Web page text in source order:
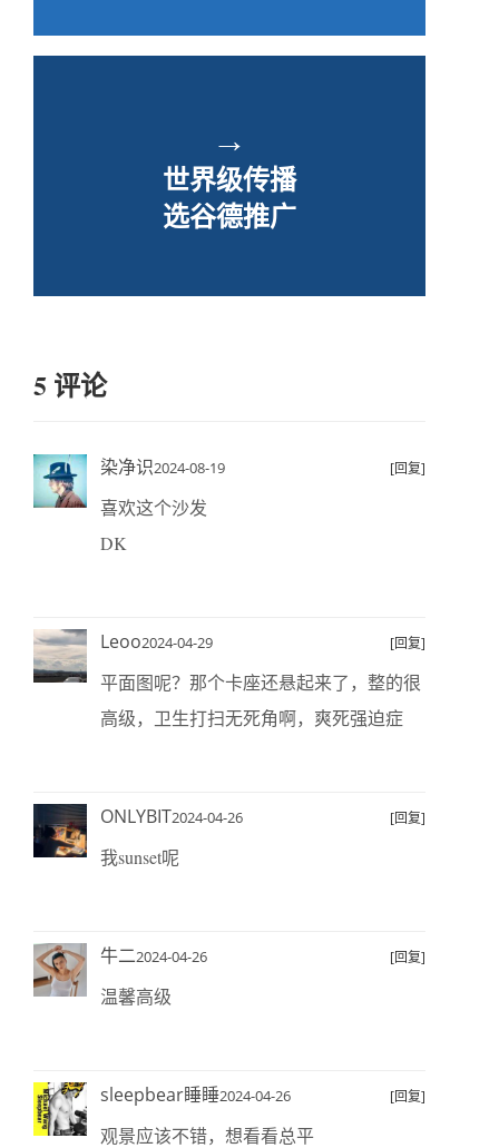
→
世界级传播
选谷德推广
5 评论
染净识2024-08-19 [回复]
喜欢这个沙发
DK
Leoo2024-04-29 [回复]
平面图呢？那个卡座还悬起来了，整的很
高级，卫生打扫无死角啊，爽死强迫症
ONLYBIT2024-04-26 [回复]
我sunset呢
牛二2024-04-26 [回复]
温馨高级
sleepbear睡睡2024-04-26 [回复]
观景应该不错，想看看总平